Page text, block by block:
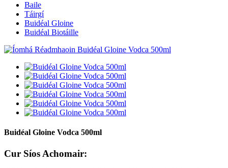
Baile
Táirgí
Buidéal Gloine
Buidéal Biotáille
Buidéal Gloine Vodca 500ml
Cur Síos Achomair: